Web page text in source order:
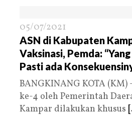
05/07/2021
ASN di Kabupaten
Vaksinasi, Pemda:
Pasti ada
BANGKINANG KOTA (KM)
ke-4 oleh Pemerintah
Kampar dilakukan khusus